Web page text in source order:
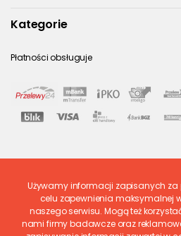
Kategorie
Płatności obsługuje
Ostatnio ocenione
Używamy informacji zapisanych
celu zapewnienia maksymalnej
naszego serwisu. Mogą też
nami firmy badawcze oraz